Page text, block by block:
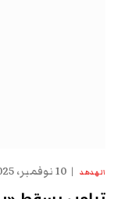
الهدهد 10 نوفمبر، 2025